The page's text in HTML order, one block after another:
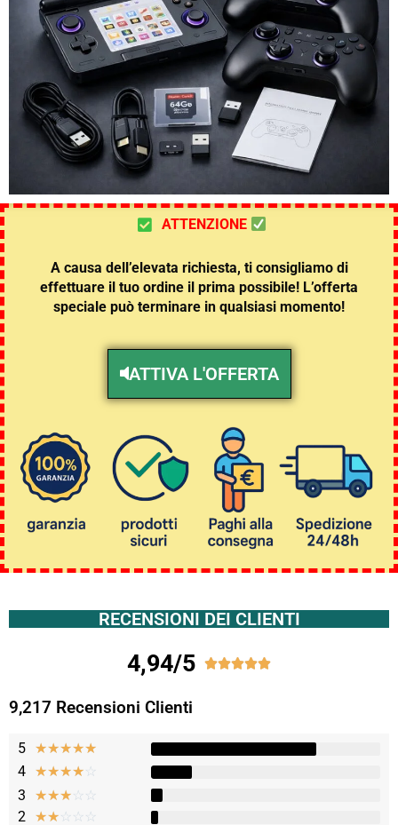
ATTENZIONE
A causa dell’elevata richiesta, ti consigliamo di
effettuare il tuo ordine il prima possibile! L’offerta
speciale può terminare in qualsiasi momento!
ATTIVA L'OFFERTA
RECENSIONI DEI CLIENTI
4,94/5 
9,217 Recensioni Clienti
5 ★★★★★
4 ☆☆☆☆☆
3 ☆☆☆☆ ☆
2 ☆☆☆ ☆ ☆